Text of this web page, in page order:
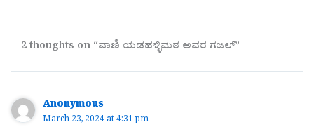
2 thoughts on “ವಾಣಿ ಯಡಹಳ್ಳಿಮಠ ಅವರ ಗಜಲ್”
Anonymous
March 23, 2024 at 4:31 pm